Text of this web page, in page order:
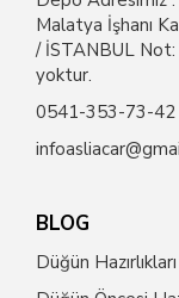
Malatya İşhanı
/ İSTANBUL Not:
yoktur.
0541-353-73-42
BLOG
Düğün Hazırlıkları